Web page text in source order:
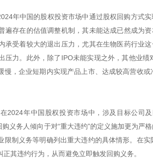
年中国的股权投资市场中通过股权回购方式
遍存在的估值调整机制，其未能达成已然成为
承受着较大的退出压力，尤其在生物医药行业
压力。此外，除了IPO未能实现之外，其他业
慢，企业短期内实现产品上市、达成较高营收
在2024年中国股权投资市场中，涉及目标公司
义务人倾向于对“重大违约”的定义施加更为严
限制义务等明确列出重大违约的具体情形。在
其违约行为，从而避免立即触发回购义务。